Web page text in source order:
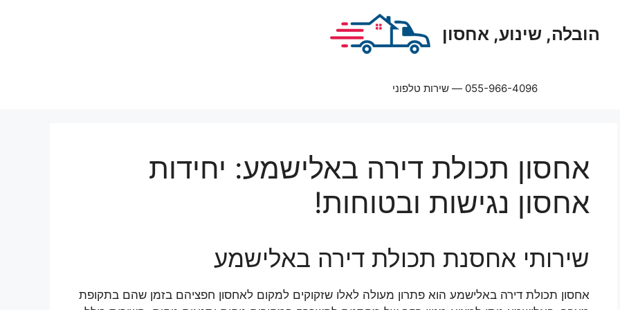
הובלה, שינוע, אחסון
055-966-4096 — שירות טלפוני
אחסון תכולת דירה באלישמע: יחידות
אחסון נגישות ובטוחות!
שירותי אחסנת תכולת דירה באלישמע
אחסון תכולת דירה באלישמע הוא פתרון מעולה לאלו שזקוקים למקום לאחסון חפציהם בזמן שהם בתקופת